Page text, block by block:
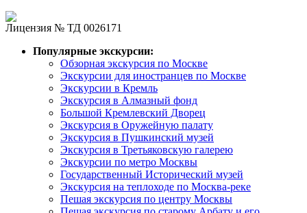
Лицензия № ТД 0026171
Популярные экскурсии:
Обзорная экскурсия по Москве
Экскурсии для иностранцев по Москве
Экскурсии в Кремль
Экскурсия в Алмазный фонд
Большой Кремлевский Дворец
Экскурсия в Оружейную палату
Экскурсия в Пушкинский музей
Экскурсия в Третьяковскую галерею
Экскурсии по метро Москвы
Государственный Исторический музей
Экскурсия на теплоходе по Москва-реке
Пешая экскурсия по центру Москвы